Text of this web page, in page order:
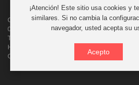
C/. Laforja, 46
08006 BARCELONA (ESPAÑA)
Teléfono: 933 210 593 - 619 711 900
Horario atencion telefonica: 9:00 a 14:00 Tardes
Consultas:evalux@evalux.com
¡Atención! Este sitio usa cookies y
similares. Si no cambia la
navegador, usted acepta su
Acepto